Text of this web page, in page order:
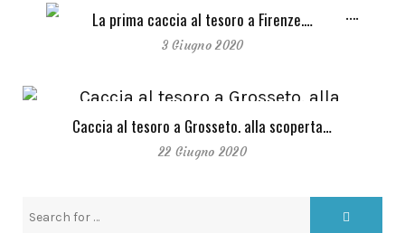
La prima caccia al tesoro a Firenze.…
3 Giugno 2020
Caccia al tesoro a Grosseto. alla scoperta…
22 Giugno 2020